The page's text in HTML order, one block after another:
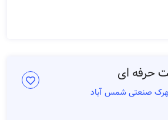
ای
صنعتی شمس آباد